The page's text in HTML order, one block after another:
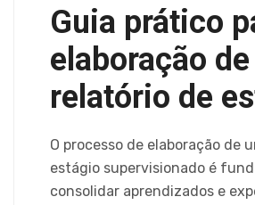
Guia prático
elaboração
relatório de
O processo de elaboração de
estágio supervisionado é
consolidar aprendizados e